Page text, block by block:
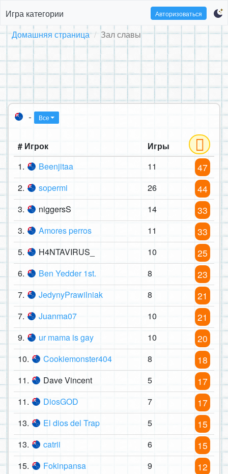
Игра категории Авторизоваться
Домашняя страница Зал славы
- Все
# Игрок
Игры
1.
Beenjitaa 11 47
2. sopermi 26 44
3. niggersS 14 33
3. Amores perros 11 33
5. H4NTAVIRUS_ 10 25
6. Ben Yedder 1st. 8 23
7. JedynyPrawilniak 8 21
7. Juanma07 10 21
9. ur mama is gay 10 20
10. Cookiemonster404 8 18
11. Dave Vincent 5 17
11. DiosGOD 7 17
13. El dios del Trap 5 15
13. catrii 6 15
15. Fokinpansa 9 12